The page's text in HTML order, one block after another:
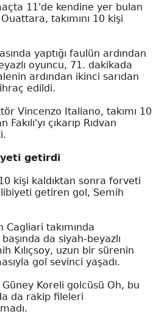
11'de kendine yer bulan
takımını 10 kişi
yaptığı faulün ardından
oyuncu, 71. dakikada
ardından ikinci sarıdan
edildi.
Vincenzo Italiano, takımı 10
çıkarıp Rıdvan
getirdi
kişi kaldıktan sonra forveti
getiren gol, Semih
Cagliari takımında
da siyah-beyazlı
Kılıçsoy, uzun bir sürenin
gol sevinci yaşadı.
Koreli golcüsü Oh, bu
da rakip fileleri